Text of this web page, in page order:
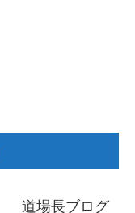
道場長ブログ